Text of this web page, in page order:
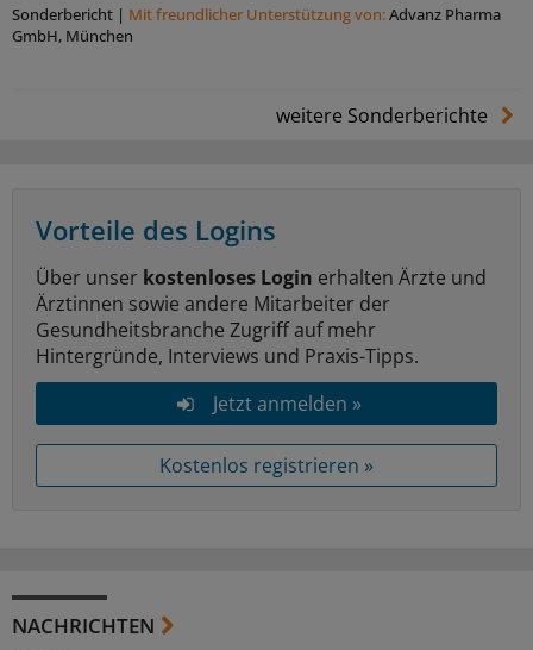
Sonderbericht | Mit freundlicher Unterstützung von:Advanz Pharma
GmbH, München
weitere Sonderberichte
Vorteile des Logins
Über unser kostenloses Login erhalten Ärzte und
Ärztinnen sowie andere Mitarbeiter der
Gesundheitsbranche Zugriff auf mehr
Hintergründe, Interviews und Praxis-Tipps.
Jetzt anmelden »
Kostenlos registrieren »
NACHRICHTEN